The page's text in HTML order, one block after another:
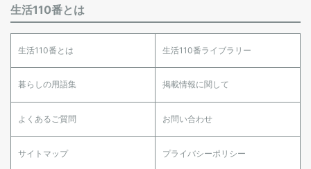
生活110番とは
生活110番とは 生活110番ライブラリー
暮らしの用語集 掲載情報に関して
よくあるご質問 お問い合わせ
サイトマップ プライバシーポリシー